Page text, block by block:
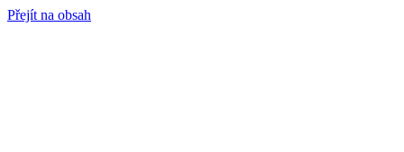
Přejít na obsah